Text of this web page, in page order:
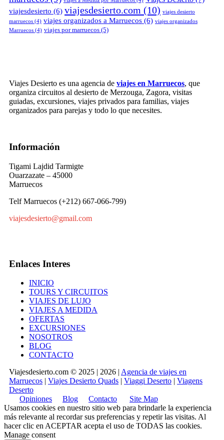
viajesdesierto (6) viajesdesierto.com (10) viajes desierto
marruecos (4) viajes organizados a Marruecos (6) viajes organizados
Marruecos (4) viajes por marruecos (5)
Viajes Desierto es una agencia de viajes en Marruecos, que
organiza circuitos al desierto de Merzouga, Zagora, visitas
guiadas, excursiones, viajes privados para familias, viajes
organizados para parejas y todo lo que necesites.
Información
Tigami Lajdid Tarmigte
Ouarzazate – 45000
Marruecos
Telf Marruecos (+212) 667-066-799)
viajesdesierto@gmail.com
Enlaces Interes
INICIO
TOURS Y CIRCUITOS
VIAJES DE LUJO
VIAJES A MEDIDA
OFERTAS
EXCURSIONES
NOSOTROS
BLOG
CONTACTO
Viajesdesierto.com © 2025 | 2026 | Agencia de viajes en
Marruecos | Viajes Desierto Quads | Viaggi Deserto | Viagens
Deserto
Opiniones
Blog Contacto
Site Map
Usamos cookies en nuestro sitio web para brindarle la experiencia
más relevante al recordar sus preferencias y repetir las visitas. Al
hacer clic en ACEPTAR acepta el uso de TODAS las cookies.
Manage consent